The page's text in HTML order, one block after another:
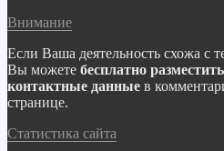
Внимание
Если Ваша деятельность схожа с
Вы можете бесплатно
контактные данные в
странице.
Статистика сайта